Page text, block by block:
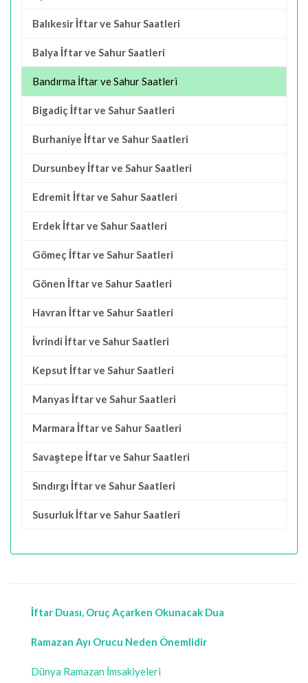
Balıkesir İftar ve Sahur Saatleri
Balya İftar ve Sahur Saatleri
Bandırma İftar ve Sahur Saatleri
Bigadiç İftar ve Sahur Saatleri
Burhaniye İftar ve Sahur Saatleri
Dursunbey İftar ve Sahur Saatleri
Edremit İftar ve Sahur Saatleri
Erdek İftar ve Sahur Saatleri
Gömeç İftar ve Sahur Saatleri
Gönen İftar ve Sahur Saatleri
Havran İftar ve Sahur Saatleri
İvrindi İftar ve Sahur Saatleri
Kepsut İftar ve Sahur Saatleri
Manyas İftar ve Sahur Saatleri
Marmara İftar ve Sahur Saatleri
Savaştepe İftar ve Sahur Saatleri
Sındırgı İftar ve Sahur Saatleri
Susurluk İftar ve Sahur Saatleri
İftar Duası, Oruç Açarken Okunacak Dua
Ramazan Ayı Orucu Neden Önemlidir
Dünya Ramazan İmsakiyeleri